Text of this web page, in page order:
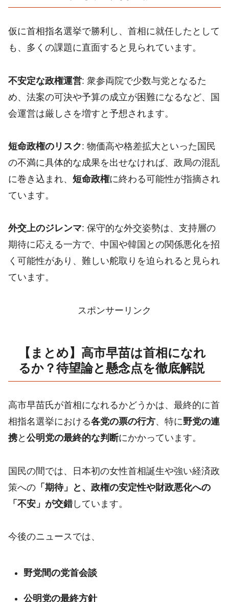
仮に首相指名選挙で勝利し、首相に就任したとして
も、多くの課題に直面すると見られています。
不安定な政権運営: 衆参両院で少数与党となるた
め、法案の可決や予算の成立が困難になるなど、国
会運営は厳しさを増すと予想されます。
短命政権のリスク: 物価高や格差拡大といった国民
の不満に具体的な成果を出せなければ、政局の混乱
に巻き込まれ、 短命政権に終わる可能性が指摘され
ています。
外交上のジレンマ: 保守的な外交姿勢は、支持層の
期待に応える一方で、中国や韓国との関係悪化を招
く可能性があり、難しい舵取りを迫られると見られ
ています。
スポンサーリンク
【まとめ】高市早苗は首相になれ
るか？待望論と懸念点を徹底解説
高市早苗氏が首相になれるかどうかは、最終的に首
相指名選挙における各党の票の行方、特に野党の連
携と 公明党の最終的な判断にかかっています。
国民の間では、日本初の女性首相誕生や強い経済政
策への 「期待」と、政権の安定性や財政悪化への
「不安」が交錯しています。
今後のニュースでは、
野党間の党首会談
公明党の最終方針